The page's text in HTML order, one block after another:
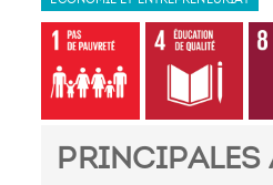
PRINCIPALES